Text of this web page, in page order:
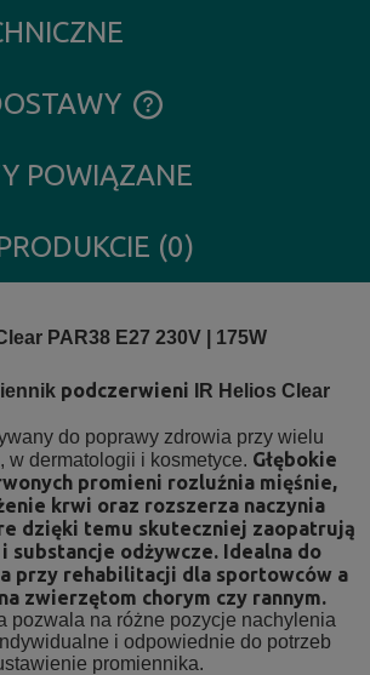
EWENTUALNYCH KOSZTÓW PŁATNOŚCI
POWIĄZANE
(0)
PAR38 E27 230V | 175W
podczerwieni IR Helios Clear
do poprawy zdrowia przy wielu
w dermatologii i kosmetyce. Głębokie
promieni rozluźnia mięśnie,
krwi oraz rozszerza naczynia
dzięki temu skuteczniej zaopatrują
substancje odżywcze. Idealna do
przy rehabilitacji dla sportowców a
zwierzętom chorym czy rannym.
pozwala na różne pozycje nachylenia
i odpowiednie do potrzeb
promiennika.